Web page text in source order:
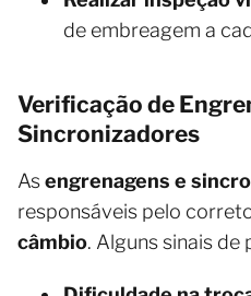
de embreagem a
Verificação de
Sincronizadores
Asengrenagens e
responsáveis pelo
câmbio. Alguns sinais de